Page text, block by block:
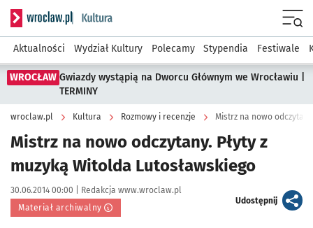
Serwis informacyjny wroclaw.pl podserwis: Kultura
Aktualności Wydział Kultury Polecamy Stypendia Festiwale
WROCŁAW Gwiazdy wystąpią na Dworcu Głównym we Wrocławiu |
TERMINY
wroclaw.pl Kultura Rozmowy i recenzje Mistrz na nowo
Mistrz na nowo odczytany. Płyty z
muzyką Witolda Lutosławskiego
Data publikacji:
30.06.2014 00:00 | Autor:
Redakcja www.wroclaw.pl
Materiał archiwalny
Udostępnijartykuł